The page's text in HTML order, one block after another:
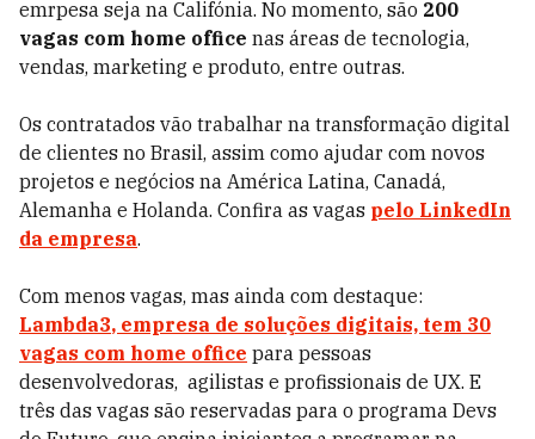
emrpesa seja na Califónia. No momento, são 200
vagas com home office nas áreas de tecnologia,
vendas, marketing e produto, entre outras.
Os contratados vão trabalhar na transformação digital
de clientes no Brasil, assim como ajudar com novos
projetos e negócios na América Latina, Canadá,
Alemanha e Holanda. Confira as vagas pelo LinkedIn
da empresa.
Com menos vagas, mas ainda com destaque:
Lambda3, empresa de soluções digitais, tem 30
vagas com home office para pessoas
desenvolvedoras, agilistas e profissionais de UX. E
três das vagas são reservadas para o programa Devs